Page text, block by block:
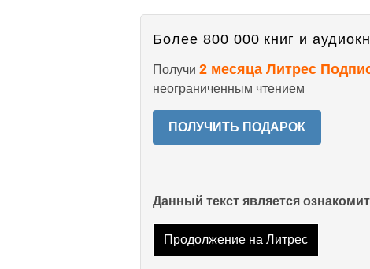
Более 800 000 книг и
Получи 2 месяца Литрес
неограниченным чтением
ПОЛУЧИТЬ ПОДАРОК
Данный текст является
Продолжение на Литрес